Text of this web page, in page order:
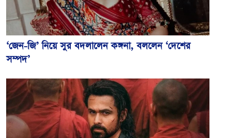
‘জেন-জি’ নিয়ে সুর বদলালেন কঙ্গনা, বললেন ‘দেশের
সম্পদ’